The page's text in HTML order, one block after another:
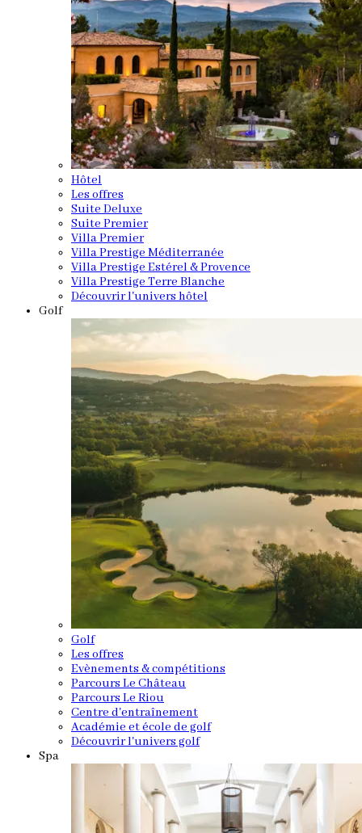
Hôtel
Les offres
Suite Deluxe
Suite Premier
Villa Premier
Villa Prestige Méditerranée
Villa Prestige Estérel & Provence
Villa Prestige Terre Blanche
Découvrir l'univers hôtel
Golf
Golf
Les offres
Evènements & compétitions
Parcours Le Château
Parcours Le Riou
Centre d'entraînement
Académie et école de golf
Découvrir l'univers golf
Spa